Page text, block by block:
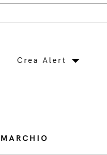
Crea Alert
MARCHIO